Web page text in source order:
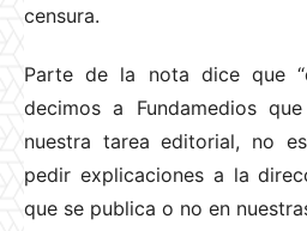
censura.
Parte de la nota dice que
decimos a Fundamedios
nuestra tarea editorial, no
pedir explicaciones a la
que se publica o no en